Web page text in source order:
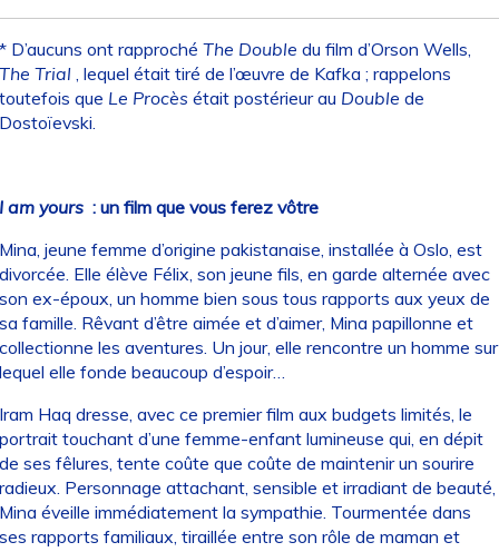
D’aucuns ont rapproché The Double du film d’Orson Wells,
Trial, lequel était tiré de l’œuvre de Kafka ; rappelons
que Le Procès était postérieur au Double de
am yours : un film que vous ferez vôtre
jeune femme d’origine pakistanaise, installée à Oslo, est
Elle élève Félix, son jeune fils, en garde alternée avec
ex-époux, un homme bien sous tous rapports aux yeux de
famille. Rêvant d’être aimée et d’aimer, Mina papillonne et
les aventures. Un jour, elle rencontre un homme sur
elle fonde beaucoup d’espoir…
Haq dresse, avec ce premier film aux budgets limités, le
touchant d’une femme-enfant lumineuse qui, en dépit
ses fêlures, tente coûte que coûte de maintenir un sourire
Personnage attachant, sensible et irradiant de beauté,
éveille immédiatement la sympathie. Tourmentée dans
rapports familiaux, tiraillée entre son rôle de maman et